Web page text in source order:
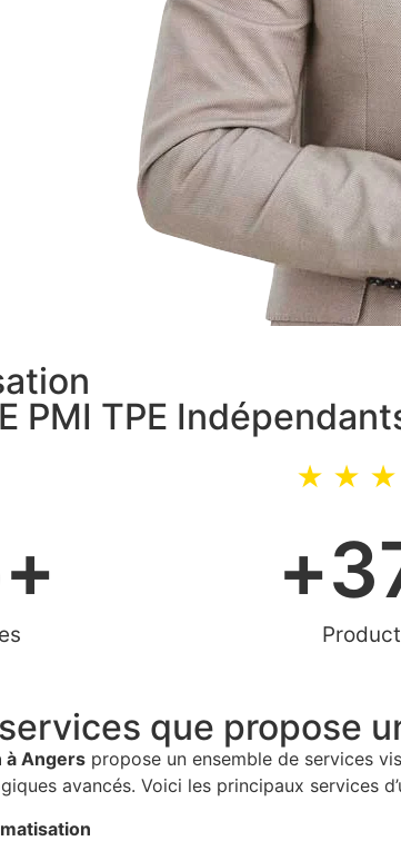
PMI TPE
★ ★
+ +
que propose
à Angers propose un ensemble de services
avancés. Voici les principaux services